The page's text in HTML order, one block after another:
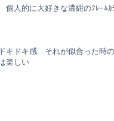
人的に大好きな濃紺のﾌﾚｰﾑ
キドキ感 それが似合った時
楽しい